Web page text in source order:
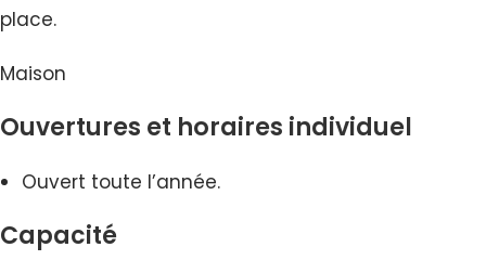
place.
Maison
Ouvertures et horaires individuel
Ouvert toute l’année.
Capacité